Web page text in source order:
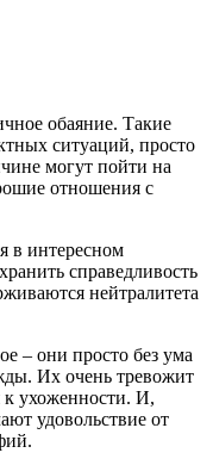
обаяние. Такие
ситуаций, просто
могут пойти на
отношения с
в интересном
справедливость
нейтралитета
– они просто без ума
Их очень тревожит
к ухоженности. И,
удовольствие от